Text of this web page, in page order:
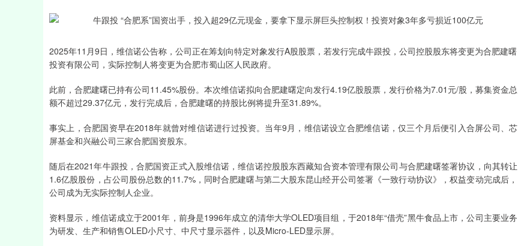
2025年11月9日，维信诺公告称，公司正在筹划向特定对象发行A股股票，若发行完成牛跟投，公司控股股东将变更为合肥建曙
投资有限公司，实际控制人将变更为合肥市蜀山区人民政府。
此前，合肥建曙已持有公司11.45%股份。本次维信诺拟向合肥建曙定向发行4.19亿股股票，发行价格为7.01元/股，募集资金总
额不超过29.37亿元，发行完成后，合肥建曙的持股比例将提升至31.89%。
事实上，合肥国资早在2018年就曾对维信诺进行过投资。当年9月，维信诺设立合肥维信诺，仅三个月后便引入合屏公司、芯
屏基金和兴融公司三家合肥国资股东。
随后在2021年牛跟投，合肥国资正式入股维信诺，维信诺控股股东西藏知合资本管理有限公司与合肥建曙签署协议，向其转让
1.6亿股股份，占公司股份总数的11.7%，同时合肥建曙与第二大股东昆山经开公司签署《一致行动协议》，权益变动完成后，
公司成为无实际控制人企业。
资料显示，维信诺成立于2001年，前身是1996年成立的清华大学OLED项目组，于2018年“借壳”黑牛食品上市，公司主要业务
为研发、生产和销售OLED小尺寸、中尺寸显示器件，以及Micro-LED显示屏。
2.60% 上证指数 3878.33 -0.10 0.00% 深证成指 0.00 0.00 0.00%